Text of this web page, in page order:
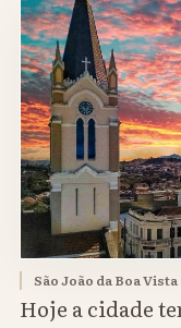
São João da Boa
Hoje a cidade